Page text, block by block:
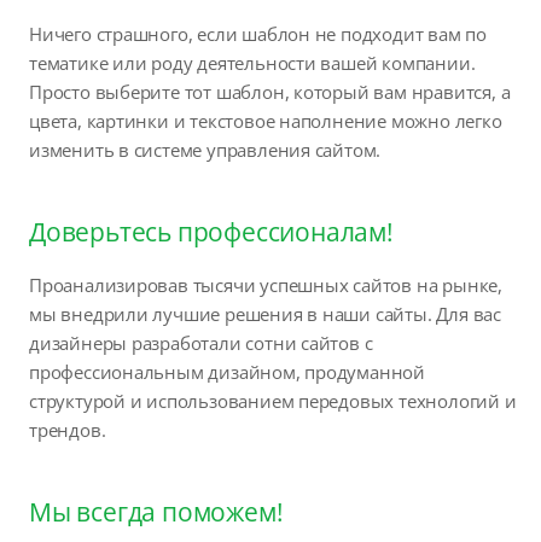
Ничего страшного, если шаблон не подходит вам по
тематике или роду деятельности вашей компании.
Просто выберите тот шаблон, который вам нравится, а
цвета, картинки и текстовое наполнение можно легко
изменить в системе управления сайтом.
Доверьтесь профессионалам!
Проанализировав тысячи успешных сайтов на рынке,
мы внедрили лучшие решения в наши сайты. Для вас
дизайнеры разработали сотни сайтов с
профессиональным дизайном, продуманной
структурой и использованием передовых технологий и
трендов.
Мы всегда поможем!